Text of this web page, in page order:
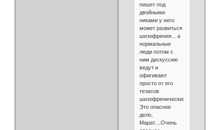
пишет под
двойными
никами у него
может развиться
шизофрения... а
нормальные
люди потом с
ним дискуссию
ведут и
офигивают
просто от его
тезисов
шизофренических....
Это опасное
дело,
Марат....Очень